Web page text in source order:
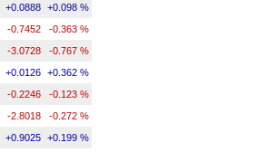
+0.0888 +0.098 %
-0.7452 -0.363 %
-3.0728 -0.767 %
+0.0126 +0.362 %
-0.2246 -0.123 %
-2.8018 -0.272 %
+0.9025 +0.199 %